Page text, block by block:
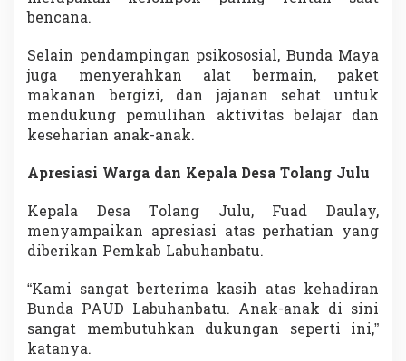
bencana.
Selain pendampingan psikososial, Bunda Maya
juga menyerahkan alat bermain, paket
makanan bergizi, dan jajanan sehat untuk
mendukung pemulihan aktivitas belajar dan
keseharian anak-anak.
Apresiasi Warga dan Kepala Desa Tolang Julu
Kepala Desa Tolang Julu, Fuad Daulay,
menyampaikan apresiasi atas perhatian yang
diberikan Pemkab Labuhanbatu.
“Kami sangat berterima kasih atas kehadiran
Bunda PAUD Labuhanbatu. Anak-anak di sini
sangat membutuhkan dukungan seperti ini,”
katanya.